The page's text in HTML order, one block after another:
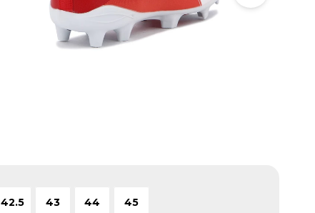
42.5 43 44 45